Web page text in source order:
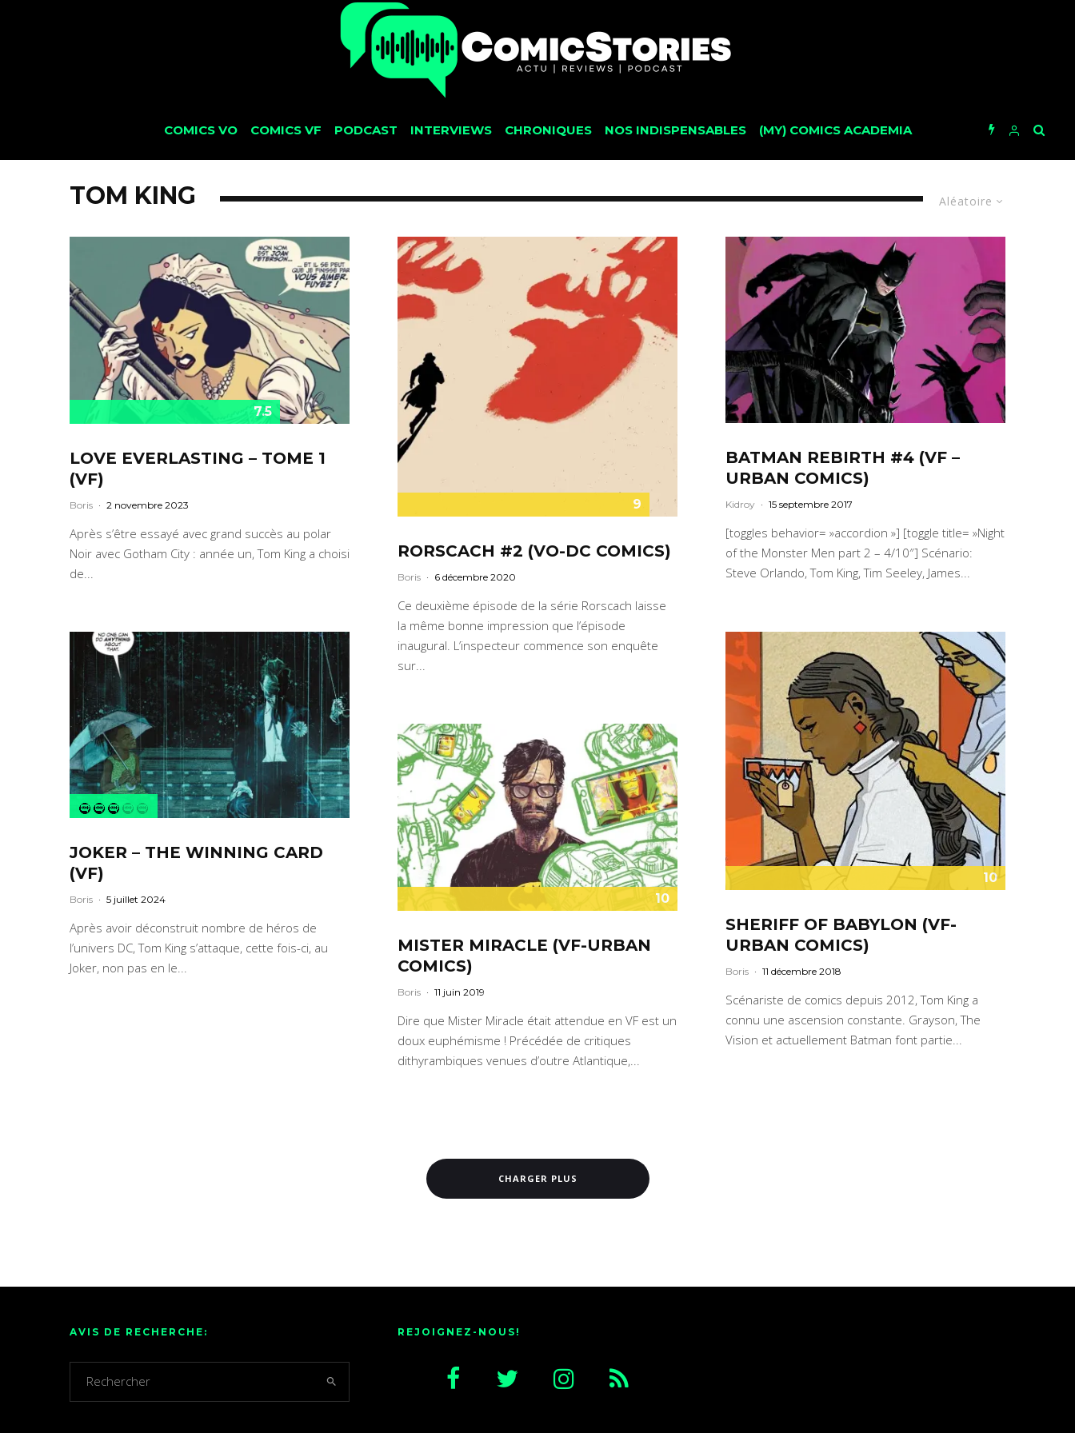
COMICS VO COMICS VF PODCAST INTERVIEWS CHRONIQUES NOS INDISPENSABLES (MY) COMICS ACADEMIA
Aléatoire
TOM KING
7.5
LOVE EVERLASTING – TOME 1
(VF)
Boris · 2 novembre 2023
Après s’être essayé avec grand succès au polar
Noir avec Gotham City : année un, Tom King a choisi
de...
9
RORSCACH #2 (VO-DC COMICS)
Boris · 6 décembre 2020
Ce deuxième épisode de la série Rorscach laisse
la même bonne impression que l’épisode
inaugural. L’inspecteur commence son enquête
sur...
BATMAN REBIRTH #4 (VF –
URBAN COMICS)
Kidroy · 15 septembre 2017
[toggles behavior= »accordion »] [toggle title= »Night
of the Monster Men part 2 – 4/10″] Scénario:
Steve Orlando, Tom King, Tim Seeley, James...
JOKER – THE WINNING CARD
(VF)
Boris · 5 juillet 2024
Après avoir déconstruit nombre de héros de
l’univers DC, Tom King s’attaque, cette fois-ci, au
Joker, non pas en le...
10
SHERIFF OF BABYLON (VF-
URBAN COMICS)
Boris · 11 décembre 2018
Scénariste de comics depuis 2012, Tom King a
connu une ascension constante. Grayson, The
Vision et actuellement Batman font partie...
10
MISTER MIRACLE (VF-URBAN
COMICS)
Boris · 11 juin 2019
Dire que Mister Miracle était attendue en VF est un
doux euphémisme ! Précédée de critiques
dithyrambiques venues d’outre Atlantique,...
CHARGER PLUS
AVIS DE RECHERCHE: REJOIGNEZ-NOUS!